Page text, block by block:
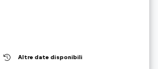
Altre date disponibili